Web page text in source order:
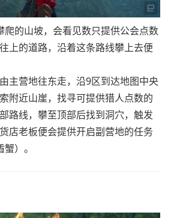
爬的山坡，会看见数只提供公会点数
上的道路，沿着这条路线攀上去便
主营地往东走，沿9区到达地图中央
附近山崖，找寻可提供猎人点数的
路线，攀至顶部后找到洞穴，触发
店老板便会提供开启副营地的任务
）。